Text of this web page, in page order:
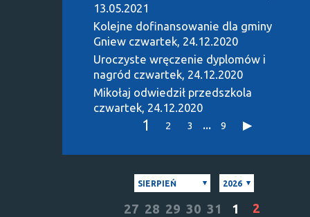
13.05.2021
Kolejne dofinansowanie dla gminy
Gniew czwartek, 24.12.2020
Uroczyste wręczenie dyplomów i
nagród czwartek, 24.12.2020
Mikołaj odwiedził przedszkola
czwartek, 24.12.2020
1 2 3 ... 9
SIERPIEŃ 2026
27 28 29 30 31 1
2